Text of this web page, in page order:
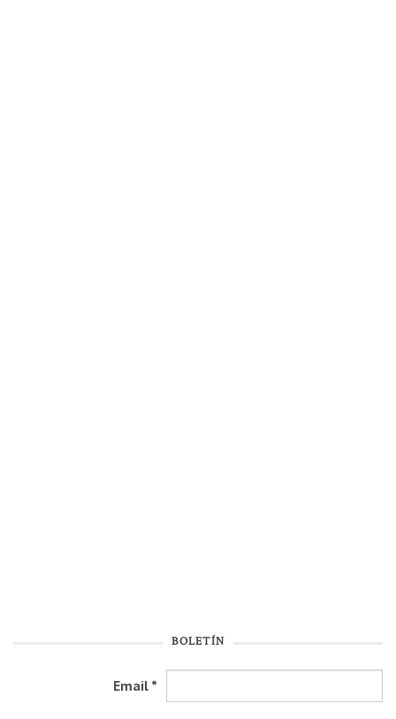
BOLETÍN
Email *